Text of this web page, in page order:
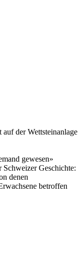
der Wettsteinanlage
gewesen»
Schweizer Geschichte:
denen
betroffen